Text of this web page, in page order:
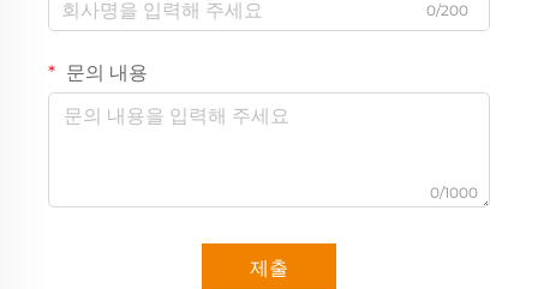
0/200
문의 내용
0/1000
제출